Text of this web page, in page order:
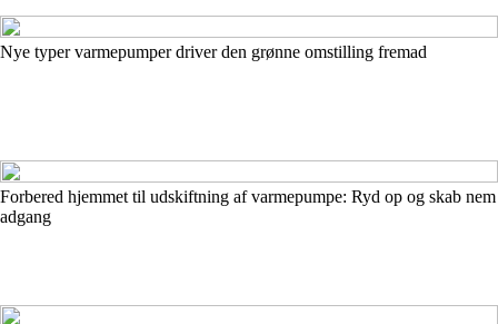
Nye typer varmepumper driver den grønne omstilling fremad
Forbered hjemmet til udskiftning af varmepumpe: Ryd op og skab nem
adgang